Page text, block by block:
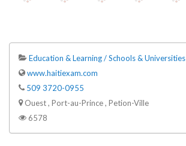
Education & Learning / Schools & Universities
www.haitiexam.com
509 3720-0955
Ouest , Port-au-Prince , Petion-Ville
6578